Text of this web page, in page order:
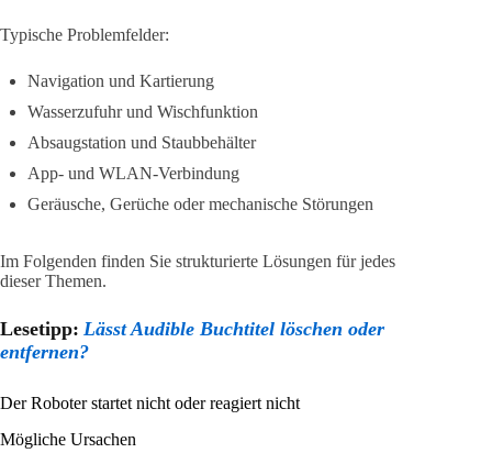
Typische Problemfelder:
Navigation und Kartierung
Wasserzufuhr und Wischfunktion
Absaugstation und Staubbehälter
App- und WLAN-Verbindung
Geräusche, Gerüche oder mechanische Störungen
Im Folgenden finden Sie strukturierte Lösungen für jedes
dieser Themen.
Lesetipp: Lässt Audible Buchtitel löschen oder
entfernen?
Der Roboter startet nicht oder reagiert nicht
Mögliche Ursachen